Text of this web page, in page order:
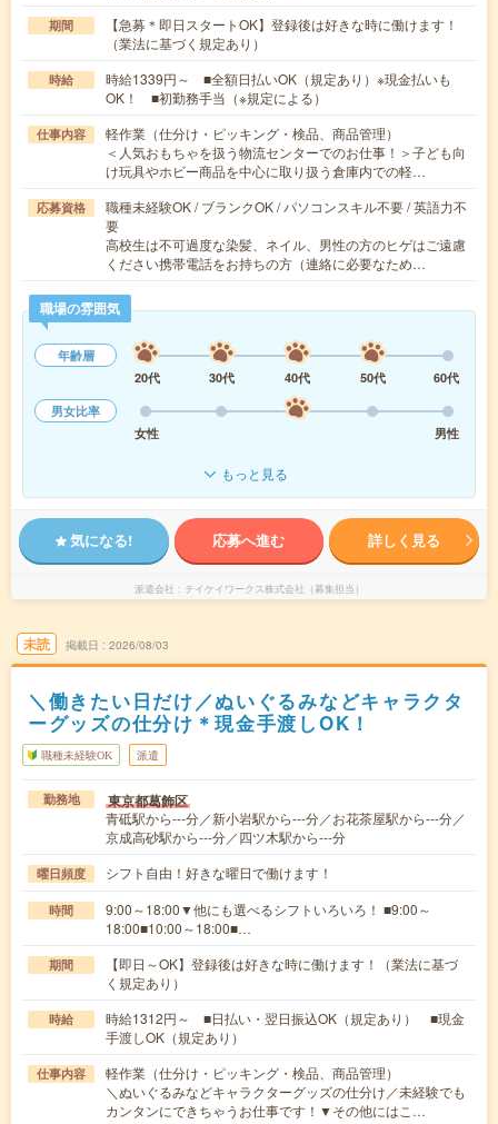
期間
【急募＊即日スタートOK】登録後は好きな時に働けます！
（業法に基づく規定あり）
時給
時給1339円～ ■全額日払いOK（規定あり）※現金払いも
OK！ ■初勤務手当（※規定による）
仕事内容
軽作業（仕分け・ピッキング・検品、商品管理）
＜人気おもちゃを扱う物流センターでのお仕事！＞子ども向
け玩具やホビー商品を中心に取り扱う倉庫内での軽…
応募資格
職種未経験OK / ブランクOK / パソコンスキル不要 / 英語力不
要
高校生は不可過度な染髪、ネイル、男性の方のヒゲはご遠慮
ください携帯電話をお持ちの方（連絡に必要なため…
職場の雰囲気
年齢層
20代
30代 40代 50代
60代
男女比率
女性
男性
もっと見る
気になる! 応募へ進む 詳しく見る
派遣会社 テイケイワークス株式会社（募集担当）
未読 掲載日 2026/08/03
＼働きたい日だけ／ぬいぐるみなどキャラクタ
ーグッズの仕分け＊現金手渡しOK！
職種未経験OK 派遣
勤務地 東京都葛飾区
青砥駅から---分／新小岩駅から---分／お花茶屋駅から---分／
京成高砂駅から---分／四ツ木駅から---分
曜日頻度 シフト自由！好きな曜日で働けます！
時間
9:00～18:00▼他にも選べるシフトいろいろ！ ■9:00～
18:00■10:00～18:00■…
期間
【即日～OK】登録後は好きな時に働けます！（業法に基づ
く規定あり）
時給
時給1312円～ ■日払い・翌日振込OK（規定あり） ■現金
手渡しOK（規定あり）
仕事内容
軽作業（仕分け・ピッキング・検品、商品管理）
＼ぬいぐるみなどキャラクターグッズの仕分け／未経験でも
カンタンにできちゃうお仕事です！▼その他にはこ…